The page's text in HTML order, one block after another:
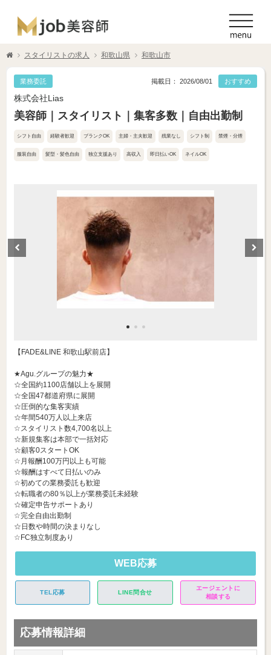
スタイリストの求人 和歌山県 和歌山市
業務委託 おすすめ
掲載日： 2026/08/01
株式会社Lias
美容師｜スタイリスト｜集客多数｜自由出勤制
シフト自由 経験者歓迎 ブランクOK 主婦・主夫歓迎 残業なし シフト制 禁煙・分煙
服装自由 髪型・髪色自由 独立支援あり 高収入 即日払いOK ネイルOK
【FADE&LINE 和歌山駅前店】
★Agu.グループの魅力★
☆全国約1100店舗以上を展開
☆全国47都道府県に展開
☆圧倒的な集客実績
☆年間540万人以上来店
☆スタイリスト数4,700名以上
☆新規集客は本部で一括対応
☆顧客0スタートOK
☆月報酬100万円以上も可能
☆報酬はすべて日払いのみ
☆初めての業務委託も歓迎
☆転職者の80％以上が業務委託未経験
☆確定申告サポートあり
☆完全自由出勤制
☆日数や時間の決まりなし
☆FC独立制度あり
WEB応募
TEL応募 LINE問合せ
エージェントに
相談する
応募情報詳細